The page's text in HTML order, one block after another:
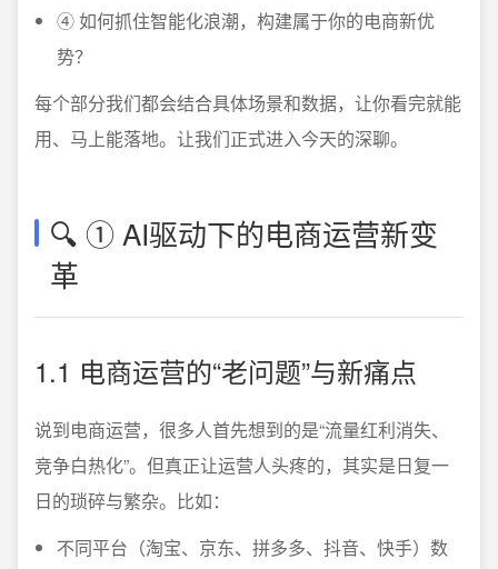
④ 如何抓住智能化浪潮，构建属于你的电商新优
势？
每个部分我们都会结合具体场景和数据，让你看完就能
用、马上能落地。让我们正式进入今天的深聊。
🔍 ① AI驱动下的电商运营新变
革
1.1 电商运营的“老问题”与新痛点
说到电商运营，很多人首先想到的是“流量红利消失、
竞争白热化”。但真正让运营人头疼的，其实是日复一
日的琐碎与繁杂。比如：
不同平台（淘宝、京东、拼多多、抖音、快手）数